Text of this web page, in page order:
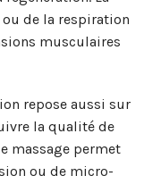
de la respiration
musculaires
repose aussi sur
la qualité de
massage permet
ou de micro-